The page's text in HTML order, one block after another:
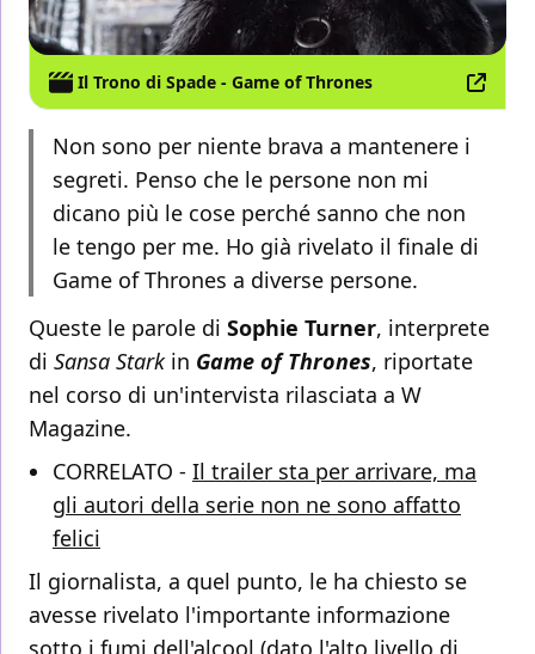
Il Trono di Spade - Game of Thrones
Non sono per niente brava a mantenere i
segreti. Penso che le persone non mi
dicano più le cose perché sanno che non
le tengo per me. Ho già rivelato il finale di
Game of Thrones a diverse persone.
Queste le parole di Sophie Turner, interprete
di Sansa Starkin Game of Thrones, riportate
nel corso di un'intervista rilasciata a W
Magazine.
CORRELATO - Il trailer sta per arrivare, ma
gli autori della serie non ne sono affatto
felici
Il giornalista, a quel punto, le ha chiesto se
avesse rivelato l'importante informazione